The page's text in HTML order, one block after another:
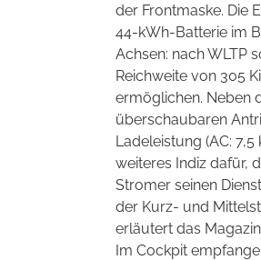
der Frontmaske. Die
44-kWh-Batterie im
Achsen: nach WLTP
Reichweite von 305
ermöglichen. Neben
überschaubaren
Ladeleistung (AC: 7,5
weiteres Indiz dafür,
Stromer seinen
der Kurz- und
erläutert das
Im Cockpit